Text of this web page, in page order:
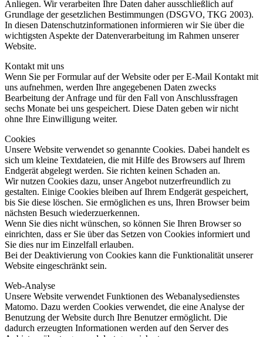
Anliegen. Wir verarbeiten Ihre Daten daher ausschließlich auf
Grundlage der gesetzlichen Bestimmungen (DSGVO, TKG 2003).
In diesen Datenschutzinformationen informieren wir Sie über die
wichtigsten Aspekte der Datenverarbeitung im Rahmen unserer
Website.
Kontakt mit uns
Wenn Sie per Formular auf der Website oder per E-Mail Kontakt mit
uns aufnehmen, werden Ihre angegebenen Daten zwecks
Bearbeitung der Anfrage und für den Fall von Anschlussfragen
sechs Monate bei uns gespeichert. Diese Daten geben wir nicht
ohne Ihre Einwilligung weiter.
Cookies
Unsere Website verwendet so genannte Cookies. Dabei handelt es
sich um kleine Textdateien, die mit Hilfe des Browsers auf Ihrem
Endgerät abgelegt werden. Sie richten keinen Schaden an.
Wir nutzen Cookies dazu, unser Angebot nutzerfreundlich zu
gestalten. Einige Cookies bleiben auf Ihrem Endgerät gespeichert,
bis Sie diese löschen. Sie ermöglichen es uns, Ihren Browser beim
nächsten Besuch wiederzuerkennen.
Wenn Sie dies nicht wünschen, so können Sie Ihren Browser so
einrichten, dass er Sie über das Setzen von Cookies informiert und
Sie dies nur im Einzelfall erlauben.
Bei der Deaktivierung von Cookies kann die Funktionalität unserer
Website eingeschränkt sein.
Web-Analyse
Unsere Website verwendet Funktionen des Webanalysedienstes
Matomo. Dazu werden Cookies verwendet, die eine Analyse der
Benutzung der Website durch Ihre Benutzer ermöglicht. Die
dadurch erzeugten Informationen werden auf den Server des